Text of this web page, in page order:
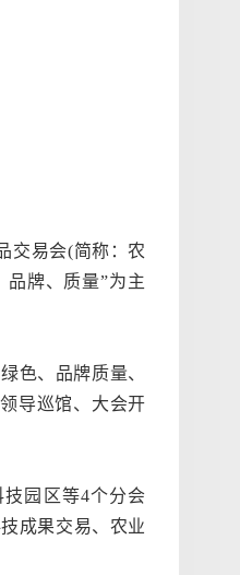
交易会(简称：农
牌、质量”为主
色、品牌质量、
导巡馆、大会开
园区等4个分会
成果交易、农业